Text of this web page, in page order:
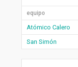
equipo
Atómico Calero
San Simón